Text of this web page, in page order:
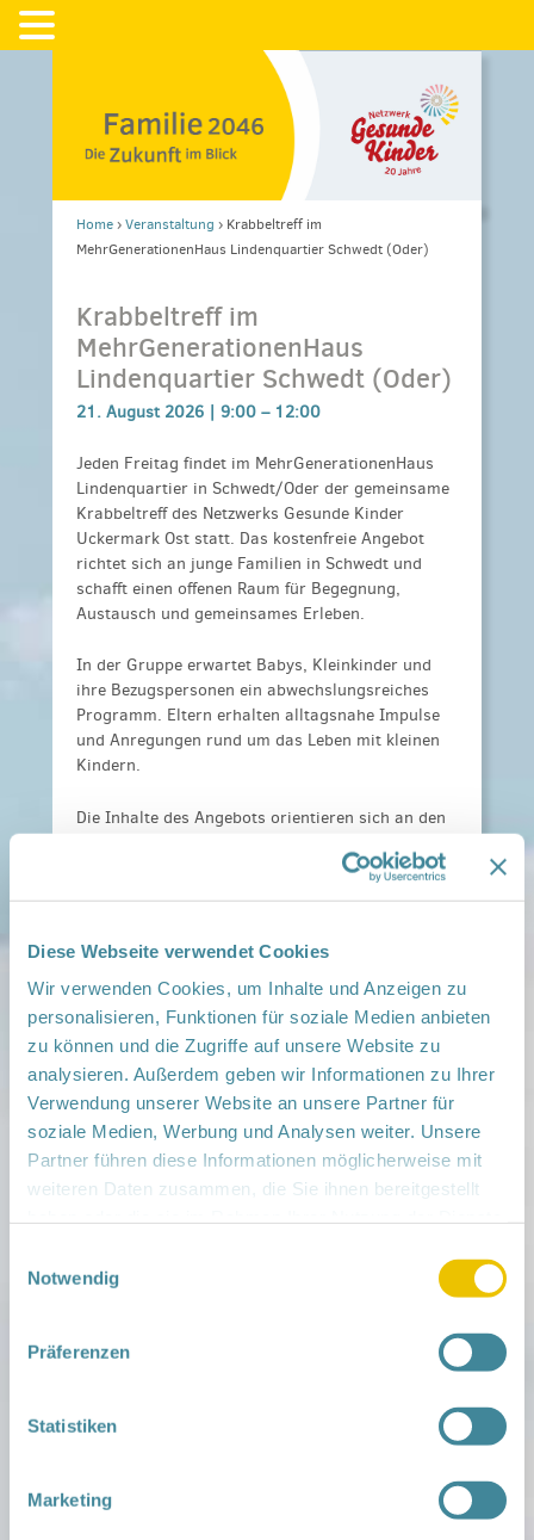
Diese Webseite verwendet Cookies
Wir verwenden Cookies, um Inhalte und Anzeigen zu
personalisieren, Funktionen für soziale Medien anbieten
zu können und die Zugriffe auf unsere Website zu
analysieren. Außerdem geben wir Informationen zu Ihrer
Verwendung unserer Website an unsere Partner für
soziale Medien, Werbung und Analysen weiter. Unsere
Partner führen diese Informationen möglicherweise mit
weiteren Daten zusammen, die Sie ihnen bereitgestellt
Notwendig
Präferenzen
Statistiken
Marketing
Home›Veranstaltung › Krabbeltreff im
MehrGenerationenHaus Lindenquartier Schwedt (Oder)
Krabbeltreff im
MehrGenerationenHaus
Lindenquartier Schwedt (Oder)
21. August 2026 | 9:00 – 12:00
Jeden Freitag findet im MehrGenerationenHaus
Lindenquartier in Schwedt/Oder der gemeinsame
Krabbeltreff des Netzwerks Gesunde Kinder
Uckermark Ost statt. Das kostenfreie Angebot
richtet sich an junge Familien in Schwedt und
schafft einen offenen Raum für Begegnung,
Austausch und gemeinsames Erleben.
In der Gruppe erwartet Babys, Kleinkinder und
ihre Bezugspersonen ein abwechslungsreiches
Programm. Eltern erhalten alltagsnahe Impulse
und Anregungen rund um das Leben mit kleinen
Kindern.
Die Inhalte des Angebots orientieren sich an den
werden wollen ist das Angebot kostenlos.
Anmeldeinformationen:Es ist keine Anmeldung
erforderlich
Veranstaltungsort:
MehrGenerationenHaus im Lindenquartier,
Bahnhofstr. 11b, 16303 Schwedt/Oder
› auf Google Maps anzeigen